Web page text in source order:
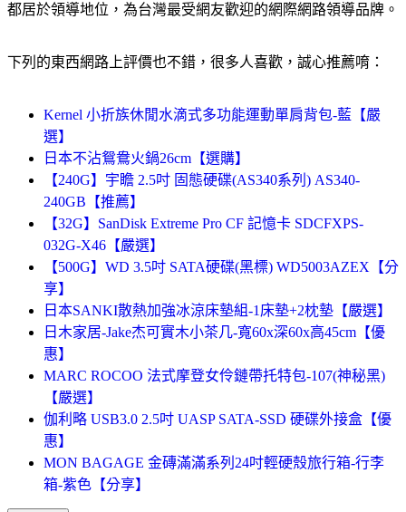
都居於領導地位，為台灣最受網友歡迎的網際網路領導品牌。
下列的東西網路上評價也不錯，很多人喜歡，誠心推薦唷：
Kernel 小折族休閒水滴式多功能運動單肩背包-藍【嚴
選】
日本不沾鴛鴦火鍋26cm【選購】
【240G】宇瞻 2.5吋 固態硬碟(AS340系列) AS340-
240GB【推薦】
【32G】SanDisk Extreme Pro CF 記憶卡 SDCFXPS-
032G-X46【嚴選】
【500G】WD 3.5吋 SATA硬碟(黑標) WD5003AZEX【分
享】
日本SANKI散熱加強冰涼床墊組-1床墊+2枕墊【嚴選】
日木家居-Jake杰可實木小茶几-寬60x深60x高45cm【優
惠】
MARC ROCOO 法式摩登女伶鏈帶托特包-107(神秘黑)
【嚴選】
伽利略 USB3.0 2.5吋 UASP SATA-SSD 硬碟外接盒【優
惠】
MON BAGAGE 金磚滿滿系列24吋輕硬殼旅行箱-行李
箱-紫色【分享】